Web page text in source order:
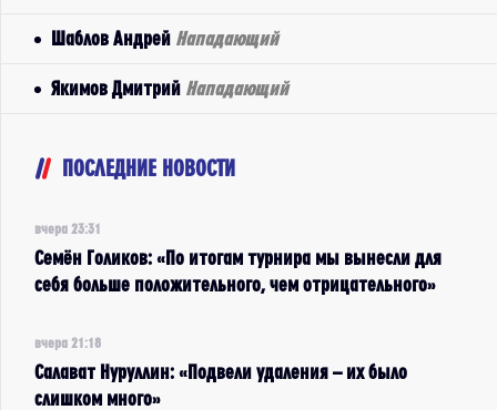
Шаблов Андрей Нападающий
Якимов Дмитрий Нападающий
ПОСЛЕДНИЕ НОВОСТИ
вчера 23:31
Семён Голиков: «По итогам турнира мы вынесли для
себя больше положительного, чем отрицательного»
вчера 21:18
Салават Нуруллин: «Подвели удаления – их было
слишком много»